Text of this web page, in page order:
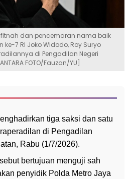
dan pencemaran nama baik
ke-7 RI Joko Widodo, Roy Suryo
di Pengadilan Negeri
FOTO/Fauzan/YU]
tiga saksi dan satu
di Pengadilan
Rabu (1/7/2026).
bertujuan menguji sah
penyidik Polda Metro Jaya